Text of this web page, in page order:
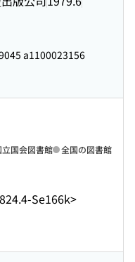
a1100023156
Se166k>
立国会図書館 全国の図書館